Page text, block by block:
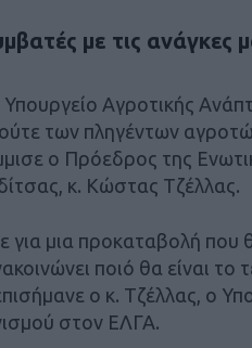
με τις ανάγκες
Αγροτικής
ούτε των πληγέντων
ο Πρόεδρος της
κ. Κώστας Τζέλλας.
για μια προκαταβολή που
ποιό θα είναι το
ο κ. Τζέλλας, ο
στον ΕΛΓΑ.